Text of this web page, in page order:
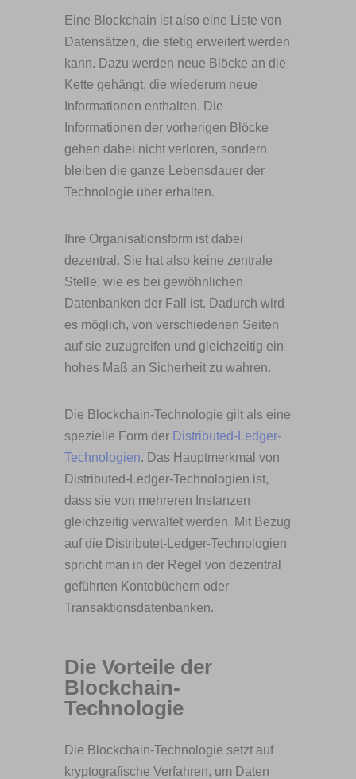
Eine Blockchain ist also eine Liste von
Datensätzen, die stetig erweitert werden
kann. Dazu werden neue Blöcke an die
Kette gehängt, die wiederum neue
Informationen enthalten. Die
Informationen der vorherigen Blöcke
gehen dabei nicht verloren, sondern
bleiben die ganze Lebensdauer der
Technologie über erhalten.
Ihre Organisationsform ist dabei
dezentral. Sie hat also keine zentrale
Stelle, wie es bei gewöhnlichen
Datenbanken der Fall ist. Dadurch wird
es möglich, von verschiedenen Seiten
auf sie zuzugreifen und gleichzeitig ein
hohes Maß an Sicherheit zu wahren.
Die Blockchain-Technologie gilt als eine
spezielle Form der Distributed-Ledger-
Technologien. Das Hauptmerkmal von
Distributed-Ledger-Technologien ist,
dass sie von mehreren Instanzen
gleichzeitig verwaltet werden. Mit Bezug
auf die Distributet-Ledger-Technologien
spricht man in der Regel von dezentral
geführten Kontobüchern oder
Transaktionsdatenbanken.
Die Vorteile der
Blockchain-
Technologie
Die Blockchain-Technologie setzt auf
kryptografische Verfahren, um Daten